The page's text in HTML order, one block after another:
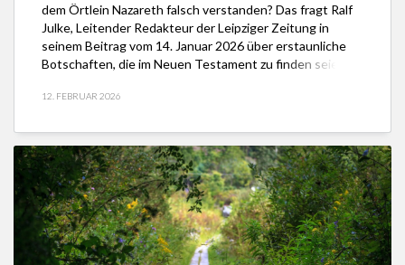
dem Örtlein Nazareth falsch verstanden? Das fragt Ralf
Julke, Leitender Redakteur der Leipziger Zeitung in
seinem Beitrag vom 14. Januar 2026 über erstaunliche
Botschaften, die im Neuen Testament zu finden seien.
und den Reichtum eines Menschen ausmacht, von Georg
12. FEBRUAR 2026